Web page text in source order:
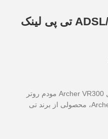
مودم روتر بی سیم ADSL/VDSL تی پی لینک
مودم روتر VDSL/ADSL تی پی-لینک مدل Archer VR300 مودم روتر